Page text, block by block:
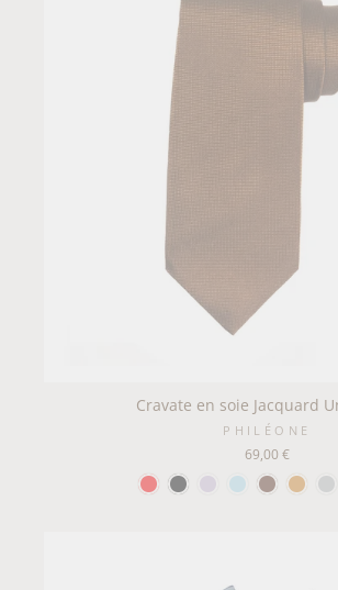
Cravate en soie Jacquard
PHILÉONE
69,00 €